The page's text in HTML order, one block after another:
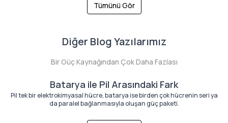
Tümünü Gör
Diğer Blog Yazılarımız
Bir Güç Kaynağından Çok Daha Fazlası
Batarya ile Pil Arasındaki Fark
Pil tek bir elektrokimyasal hücre, batarya ise birden çok hücrenin seri ya
da paralel bağlanmasıyla oluşan güç paketi.